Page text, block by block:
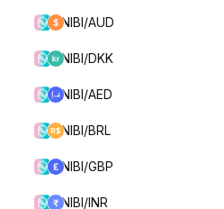
NIBI/AUD
NIBI/DKK
NIBI/AED
NIBI/BRL
NIBI/GBP
NIBI/INR